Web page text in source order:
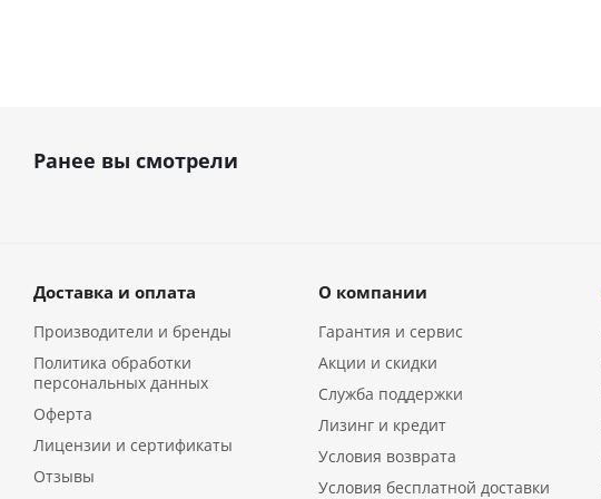
Ранее вы смотрели
Доставка и оплата
Производители и бренды
Политика обработки
персональных данных
Оферта
Лицензии и сертификаты
Отзывы
О компании
Гарантия и сервис
Акции и скидки
Служба поддержки
Лизинг и кредит
Условия возврата
Условия бесплатной доставки